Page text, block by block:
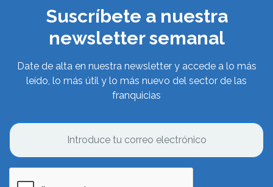
Suscríbete a nuestra
newsletter semanal
Date de alta en nuestra newsletter y accede a lo más
leído, lo más útil y lo más nuevo del sector de las
franquicias